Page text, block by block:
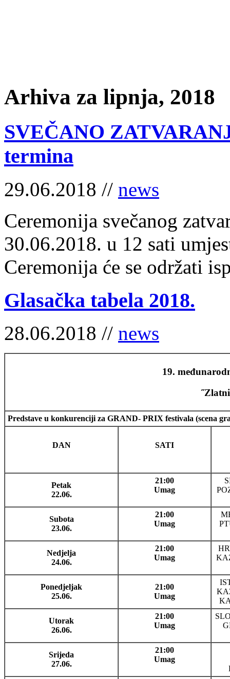
Arhiva za lipnja, 2018
SVEČANO
termina
29.06.2018 // news
Ceremonija svečanog
30.06.2018. u 12 sati
Ceremonija će se održati
Glasačka tabela 2018.
28.06.2018 // news
19.
Predstave u konkurenciji za GRAND- PRIX festivala (scena
DAN SATI
Petak
22.06.
21:00
Umag
Subota
23.06.
21:00
Umag
Nedjelja
24.06.
21:00
Umag
Ponedjeljak
25.06.
21:00
Umag
Utorak
26.06.
21:00
Umag
Srijeda
27.06.
21:00
Umag